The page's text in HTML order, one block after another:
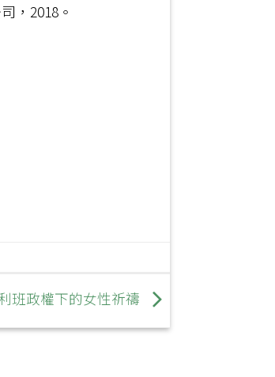
，2018。
班政權下的女性祈禱